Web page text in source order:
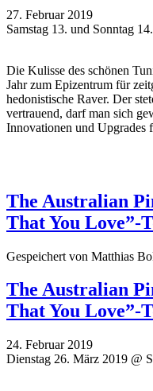
27. Februar 2019
Samstag 13. und Sonntag
Die Kulisse des schönen
Jahr zum Epizentrum für
hedonistische Raver. Der
vertrauend, darf man sich
Innovationen und Upgrades
The Australian
That You Love”-
Gespeichert von Matthias
The Australian
That You Love”-
24. Februar 2019
Dienstag 26. März 2019 @